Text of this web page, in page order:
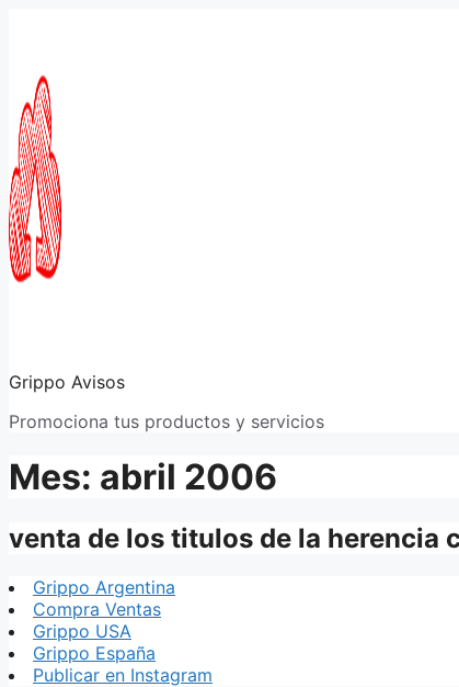
Grippo Avisos
Promociona tus productos y servicios
Mes: abril 2006
venta de los titulos de la herencia
Grippo Argentina
Compra Ventas
Grippo USA
Grippo España
Publicar en Instagram